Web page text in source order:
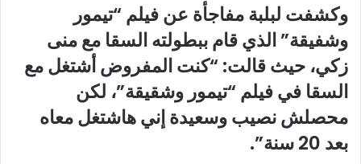
وكشفت لبلبة مفاجأة عن فيلم “تيمور
وشفيقة” الذي قام ببطولته السقا مع منى
زكي، حيث قالت: “كنت المفروض أشتغل مع
السقا في فيلم “تيمور وشقيقة”، لكن
محصلش نصيب وسعيدة إني هاشتغل معاه
بعد 20 سنة”.